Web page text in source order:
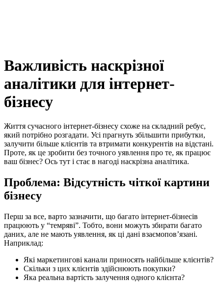
Важливість наскрізної
аналітики для інтернет-
бізнесу
Життя сучасного інтернет-бізнесу схоже на складний ребус,
який потрібно розгадати. Усі прагнуть збільшити прибутки,
залучити більше клієнтів та втримати конкурентів на відстані.
Проте, як це зробити без точного уявлення про те, як працює
ваш бізнес? Ось тут і стає в нагоді наскрізна аналітика.
Проблема: Відсутність чіткої картини
бізнесу
Перш за все, варто зазначити, що багато інтернет-бізнесів
працюють у “темряві”. Тобто, вони можуть збирати багато
даних, але не мають уявлення, як ці дані взаємопов’язані.
Наприклад:
Які маркетингові канали приносять найбільше клієнтів?
Скільки з цих клієнтів здійснюють покупки?
Яка реальна вартість залучення одного клієнта?